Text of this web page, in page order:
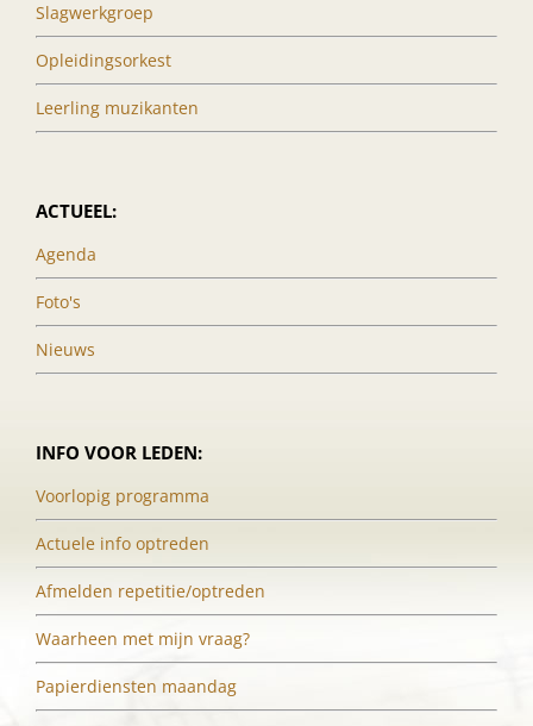
Slagwerkgroep
Opleidingsorkest
Leerling muzikanten
ACTUEEL:
Agenda
Foto's
Nieuws
INFO VOOR LEDEN:
Voorlopig programma
Actuele info optreden
Afmelden repetitie/optreden
Waarheen met mijn vraag?
Papierdiensten maandag